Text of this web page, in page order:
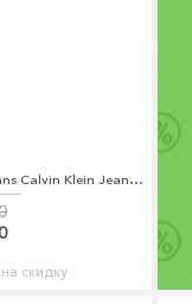
Кроссовки Calvin Klein Jeans Calvin Klein Jeans CA939AWAPQB4
скидку